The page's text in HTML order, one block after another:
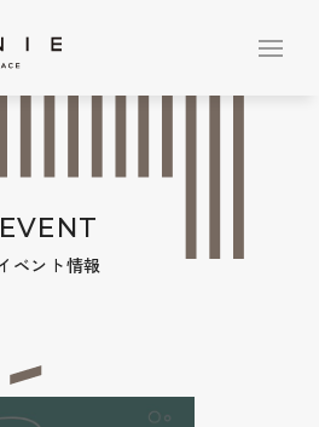
EVENT
ベント情報